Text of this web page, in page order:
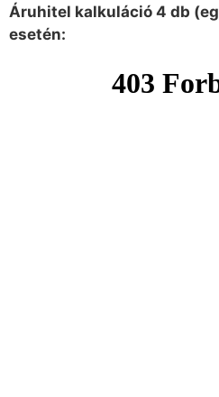
Áruhitel kalkuláció 4 db
esetén: